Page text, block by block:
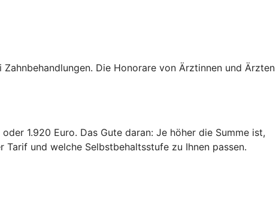
Die Honorare von Ärztinnen und Ärzten
1.920 Euro. Das Gute daran: Je höher die Summe ist,
Tarif und welche Selbstbehaltsstufe zu Ihnen passen.